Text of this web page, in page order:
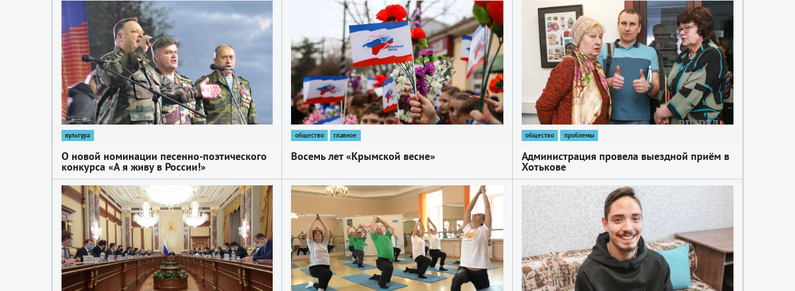
культура
О новой номинации песенно-поэтического
конкурса «А я живу в России!»
общество главное
Восемь лет «Крымской весне»
общество проблемы
Администрация провела выездной приём в
Хотькове
1 1